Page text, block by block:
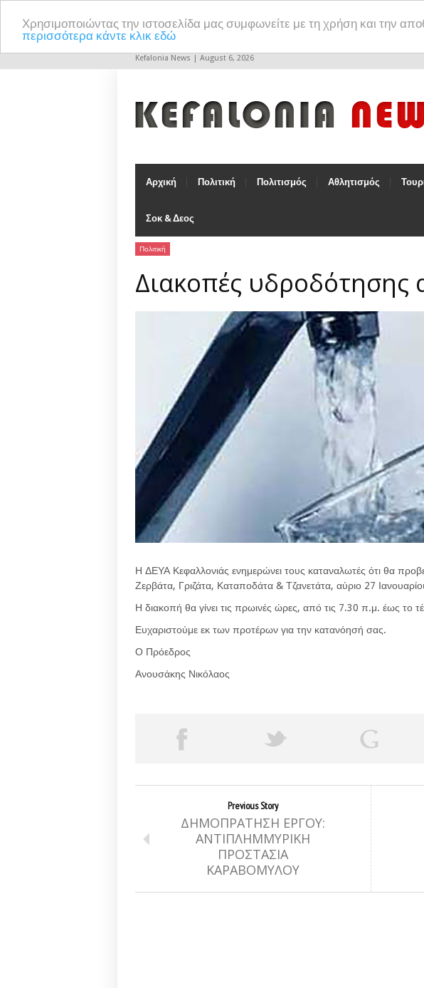
Χρησιμοποιώντας την ιστοσελίδα μας συμφωνείτε με τη χρήση και την
περισσότερα κάντε κλικ εδώ
Kefalonia News | August 6, 2026
Αρχική Πολιτική Πολιτισμός Αθλητισμός
Σοκ & Δεος
Πολιτική
Διακοπές υδροδότησης
Η ΔΕΥΑ Κεφαλλονιάς ενημερώνει τους καταναλωτές ότι θα
Ζερβάτα, Γριζάτα, Καταποδάτα & Τζανετάτα, αύριο 27
Η διακοπή θα γίνει τις πρωινές ώρες, από τις 7.30 π.μ. έως το
Ευχαριστούμε εκ των προτέρων για την κατανόησή σας.
Ο Πρόεδρος
Ανουσάκης Νικόλαος
Previous Story
ΔΗΜΟΠΡΑΤΗΣΗ ΕΡΓΟΥ:
ΑΝΤΙΠΛΗΜΜΥΡΙΚΗ
ΠΡΟΣΤΑΣΙΑ
ΚΑΡΑΒΟΜΥΛΟΥ